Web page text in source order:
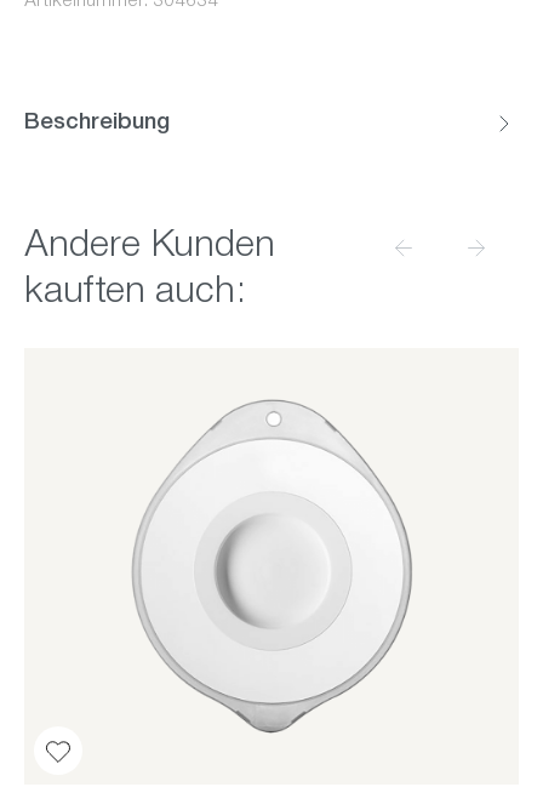
Beschreibung
Produktgalerie überspringen
Andere Kunden
kauften auch: